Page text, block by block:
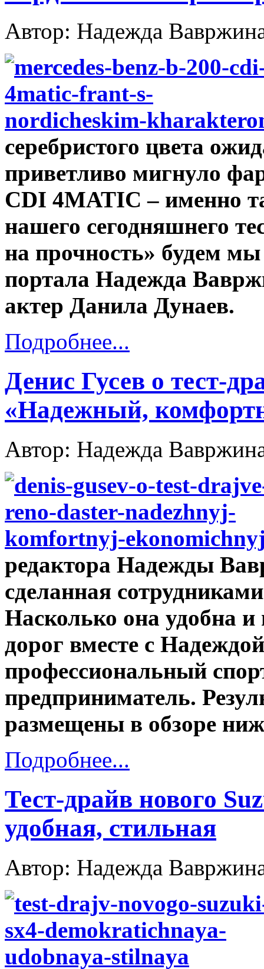
Автор: Надежда
серебристого цвета
приветливо мигнуло
CDI 4MATIC – именно
нашего сегодняшнего
на прочность» будем
портала Надежда
актер Данила Дунаев.
Подробнее...
Денис Гусев о тест-
«Надежный,
Автор: Надежда
редактора Надежды
сделанная
Насколько она удобна и
дорог вместе с
профессиональный
предприниматель.
размещены в обзоре
Подробнее...
Тест-драйв нового
удобная, стильная
Автор: Надежда